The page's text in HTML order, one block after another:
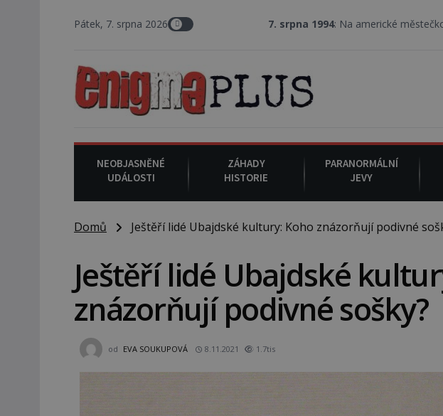
Pátek, 7. srpna 2026 7. srpna 1994: Na americké městečko Oakville
NEOBJASNĚNÉ
UDÁLOSTI
ZÁHADY
HISTORIE
PARANORMÁLNÍ
JEVY
Domů Ještěří lidé Ubajdské kultury: Koho znázorňují podivné
Ještěří lidé Ubajdské
znázorňují podivné sošky?
od EVA SOUKUPOVÁ 8.11.2021 1.7tis